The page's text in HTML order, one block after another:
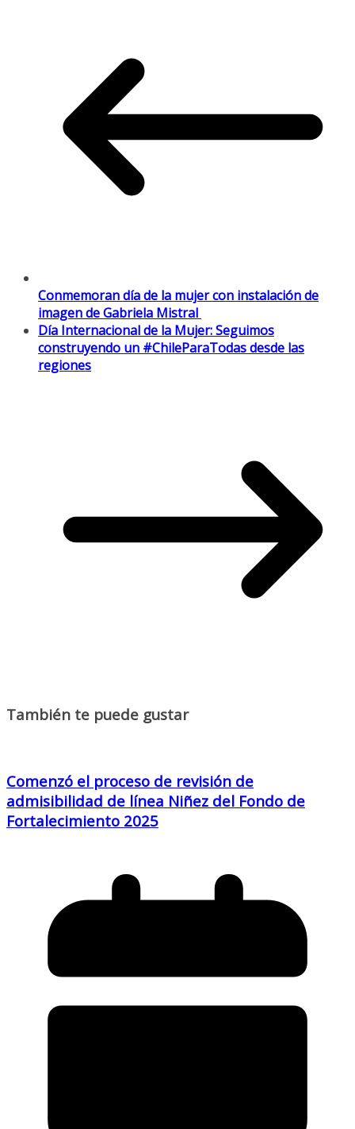
Conmemoran día de la mujer con instalación de
imagen de Gabriela Mistral
Día Internacional de la Mujer: Seguimos
construyendo un #ChileParaTodas desde las
regiones
También te puede gustar
Comenzó el proceso de revisión de
admisibilidad de línea Niñez del Fondo de
Fortalecimiento 2025